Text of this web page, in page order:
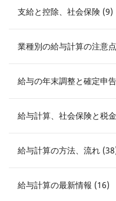
支給と控除、社会保険 (9)
業種別の給与計算の注意
給与の年末調整と確定申
給与計算、社会保険と税
給与計算の方法、流れ
給与計算の最新情報 (16)